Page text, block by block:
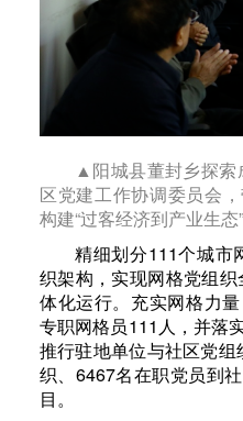
▲阳城县董封乡探索
区党建工作协调委员会
构建“过客经济到产业生态
精细划分111个城市
织架构，实现网格党组
体化运行。充实网格力量
专职网格员111人，并落
推行驻地单位与社区党
织、6467名在职党员到
目。